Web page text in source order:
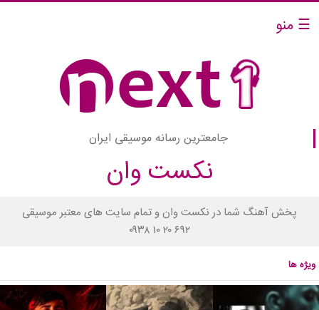
☰ منو
جامعترین رسانه موسیقی ایران
نکست وان
پخش آهنگ شما در نکست وان و تمام سایت های معتبر موسیقی
۰۹۳۸ ۱۰ ۲۰ ۶۹۲
ویژه ها